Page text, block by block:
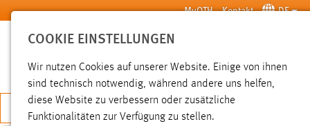
Zum Hauptinhalt springen MyOTH Kontakt DE
SUCHE
JETZT BEWERBEN
COOKIE EINSTELLUNGEN
Wir nutzen Cookies auf unserer Website. Einige von ihnen
sind technisch notwendig, während andere uns helfen,
diese Website zu verbessern oder zusätzliche
Funktionalitäten zur Verfügung zu stellen.